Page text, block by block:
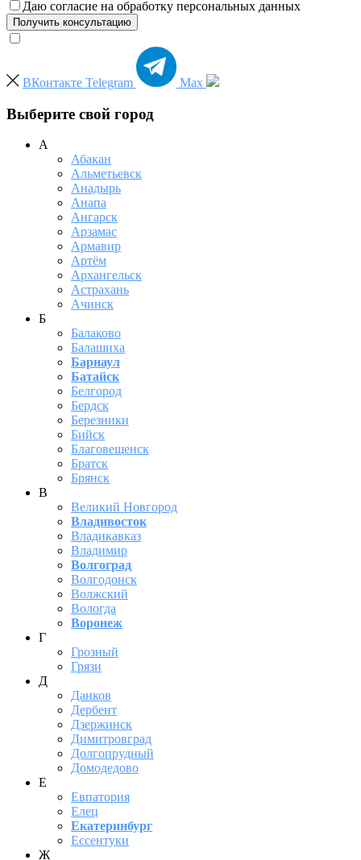
Даю согласие на обработку персональных данных
Получить консультацию
ВКонтакте Telegram Max
Выберите свой город
А
Абакан
Альметьевск
Анадырь
Анапа
Ангарск
Арзамас
Армавир
Артём
Архангельск
Астрахань
Ачинск
Б
Балаково
Балашиха
Барнаул
Батайск
Белгород
Бердск
Березники
Бийск
Благовещенск
Братск
Брянск
В
Великий Новгород
Владивосток
Владикавказ
Владимир
Волгоград
Волгодонск
Волжский
Вологда
Воронеж
Г
Грозный
Грязи
Д
Данков
Дербент
Дзержинск
Димитровград
Долгопрудный
Домодедово
Е
Евпатория
Елец
Екатеринбург
Ессентуки
Ж